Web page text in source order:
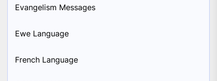
Evangelism Messages
Ewe Language
French Language